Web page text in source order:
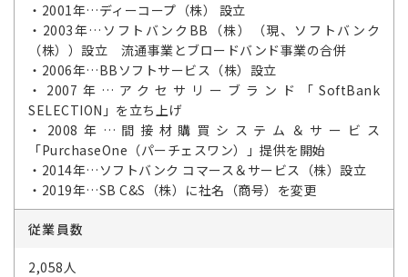
・2001年…ディーコープ（株） 設立
・2003年…ソフトバンクBB（株）（現、ソフトバンク
（株））設立 流通事業とブロードバンド事業の合併
・2006年…BBソフトサービス（株）設立
・2007年…アクセサリーブランド「SoftBank
SELECTION」を立ち上げ
・2008年…間接材購買システム＆サービス
「PurchaseOne（パーチェスワン）」提供を開始
・2014年…ソフトバンク コマース＆サービス（株）設立
・2019年…SB C&S（株）に社名（商号）を変更
従業員数
2,058人